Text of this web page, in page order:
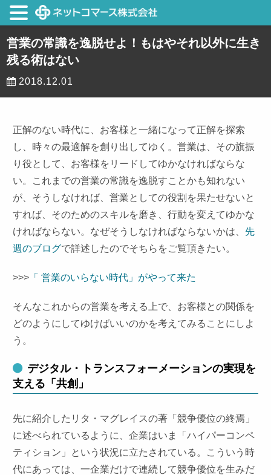
営業の常識を逸脱せよ！もはやそれ以外に生き
残る術はない
2018.12.01
正解のない時代に、お客様と一緒になって正解を探索
し、時々の最適解を創り出してゆく。営業は、その旗振
り役として、お客様をリードしてゆかなければならな
い。これまでの営業の常識を逸脱すことかも知れない
が、そうしなければ、営業としての役割を果たせないと
すれば、そのためのスキルを磨き、行動を変えてゆかな
ければならない。なぜそうしなければならないかは、 先
週のブログで詳述したのでそちらをご覧頂きたい。
>>> 「 営業のいらない時代」がやって来た
そんなこれからの営業を考える上で、お客様との関係を
どのようにしてゆけばいいのかを考えてみることにしよ
う。
デジタル・トランスフォーメーションの実現を
支える「共創」
先に紹介したリタ・マグレイスの著「競争優位の終焉」
に述べられているように、企業はいま「ハイパーコンペ
ティション」という状況に立たされている。こういう時
代にあっては、一企業だけで連続して競争優位を生みだ